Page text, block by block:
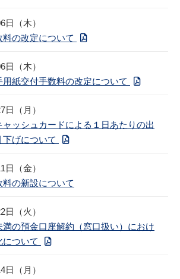
日（木）
の改定について
日（木）
紙交付手数料の改定について
日（月）
ャッシュカードによる１日あたりの出
げについて
日（金）
の新設について
日（火）
満の預金口座解約（窓口扱い）におけ
について
日（月）